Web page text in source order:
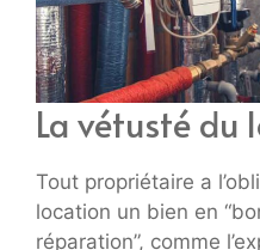
La vétusté du
Tout propriétaire a
location un bien en
réparation”, comme